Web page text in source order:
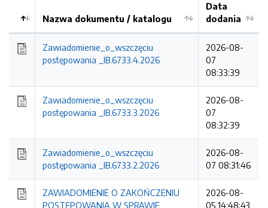
Kolejność
Nazwa dokumentu / katalogu
Data
dodania
Zawiadomienie_o_wszczęciu
postępowania _IB.6733.4.2026
2026-08-
07
08:33:39
Zawiadomienie_o_wszczęciu
postępowania _IB.6733.3.2026
2026-08-
07
08:32:39
Zawiadomienie_o_wszczęciu
postępowania _IB.6733.2.2026
2026-08-
07 08:31:46
ZAWIADOMIENIE O ZAKOŃCZENIU
POSTĘPOWANIA W SPRAWIE
2026-08-
05 14:48:43